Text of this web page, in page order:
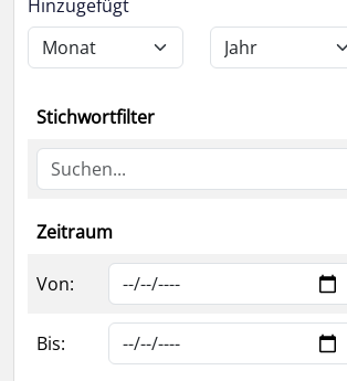
Hinzugefügt
Stichwortfilter
Zeitraum
Von:
Bis: